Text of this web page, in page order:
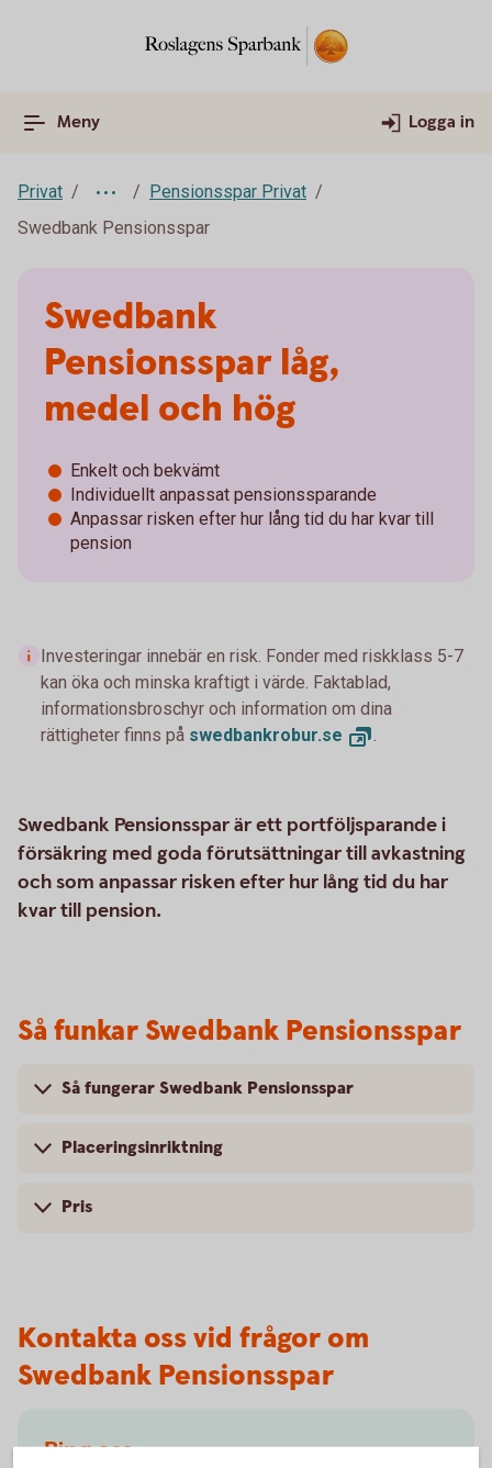
Meny Logga in
Privat
Pensionsspar Privat
Swedbank Pensionsspar
Swedbank
Pensionsspar låg,
medel och hög
Enkelt och bekvämt
Individuellt anpassat pensionssparande
Anpassar risken efter hur lång tid du har kvar till
pension
Investeringar innebär en risk. Fonder med riskklass 5-7
kan öka och minska kraftigt i värde. Faktablad,
informationsbroschyr och information om dina
rättigheter finns på swedbankrobur.se .
Swedbank Pensionsspar är ett portföljsparande i
försäkring med goda förutsättningar till avkastning
och som anpassar risken efter hur lång tid du har
kvar till pension.
Så funkar Swedbank Pensionsspar
Så fungerar Swedbank Pensionsspar
Placeringsinriktning
Pris
Kontakta oss vid frågor om
Swedbank Pensionsspar
Ring oss